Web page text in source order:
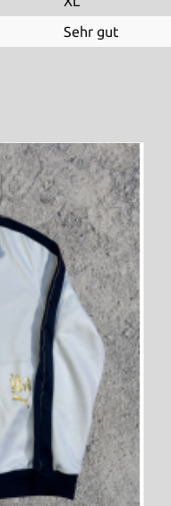
Sehr gut